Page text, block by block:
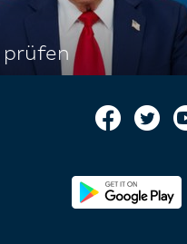
prüfen